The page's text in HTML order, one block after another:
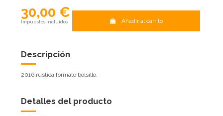
30,00 €
Impuestos incluidos Añadir al carrito
Descripción
2016,rústica,formato bolsillo.
Detalles del producto